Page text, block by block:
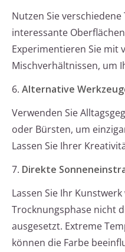
Nutzen Sie
interessante
Experimentieren Sie mit
Mischverhältnissen, um
6. Alternative
Verwenden Sie
oder Bürsten, um
Lassen Sie Ihrer
7. Direkte
Lassen Sie Ihr
Trocknungsphase nicht
ausgesetzt. Extreme
können die Farbe